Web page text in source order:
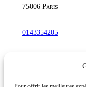
75006 Paris
0143354205